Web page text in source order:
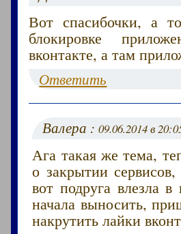
Вот спасибочки, а
блокировке
вконтакте, а там
Ответить
Валера :09.06.2014 в
Ага такая же тема,
о закрытии
вот подруга влезла
начала выносить,
накрутить лайки